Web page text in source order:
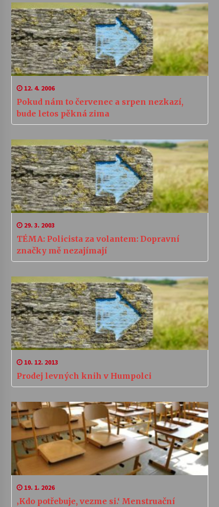
12. 4. 2006
Pokud nám to červenec a srpen nezkazí,
bude letos pěkná zima
29. 3. 2003
TÉMA: Policista za volantem: Dopravní
značky mě nezajímají
10. 12. 2013
Prodej levných knih v Humpolci
19. 1. 2026
‚Kdo potřebuje, vezme si.‘ Menstruační